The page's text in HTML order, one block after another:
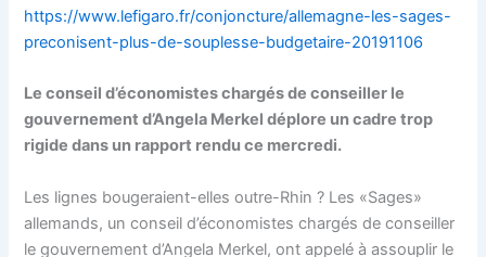
https://www.lefigaro.fr/conjoncture/allemagne-les-sages-
preconisent-plus-de-souplesse-budgetaire-20191106
Le conseil d’économistes chargés de conseiller le
gouvernement d’Angela Merkel déplore un cadre trop
rigide dans un rapport rendu ce mercredi.
Les lignes bougeraient-elles outre-Rhin ? Les «Sages»
allemands, un conseil d’économistes chargés de conseiller
le gouvernement d’Angela Merkel, ont appelé à assouplir le